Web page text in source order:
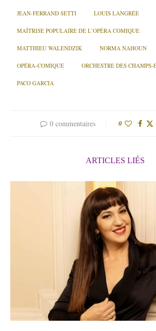
JEAN-FERRAND SETTI LOUIS LANGRÉE
MAÎTRISE POPULAIRE DE L’OPÉRA COMIQUE
MATTHIEU WALENDZIK NORMA NAHOUN
OPÉRA-COMIQUE ORCHESTRE DES CHAMPS-
PACO GARCIA
0 commentaires 0
ARTICLES LIÉS